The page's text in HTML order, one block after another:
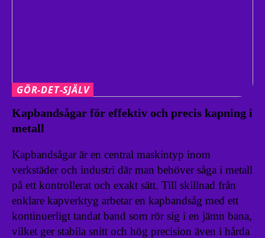
GÖR-DET-SJÄLV
Kapbandsågar för effektiv och precis kapning i
metall
Kapbandsågar är en central maskintyp inom
verkstäder och industri där man behöver såga i metall
på ett kontrollerat och exakt sätt. Till skillnad från
enklare kapverktyg arbetar en kapbandsåg med ett
kontinuerligt tandat band som rör sig i en jämn bana,
vilket ger stabila snitt och hög precision även i hårda